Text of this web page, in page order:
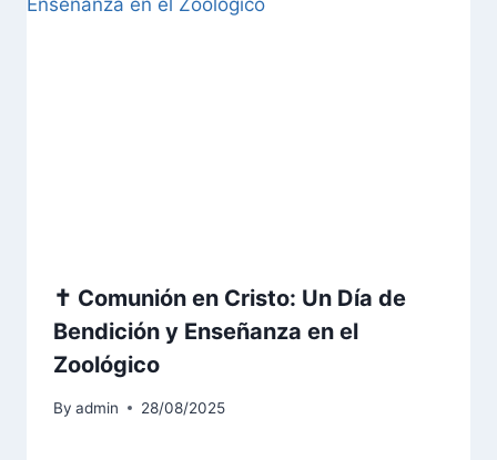
✝️ Comunión en Cristo: Un Día de
Bendición y Enseñanza en el
Zoológico
By admin 28/08/2025